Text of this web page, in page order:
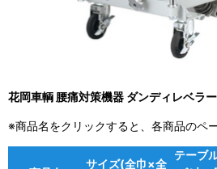
花岡車輌 腰痛対策機器 ダンディレベラ
※商品名をクリックすると、各商品のペ
サイズ(全巾×全
テーブ